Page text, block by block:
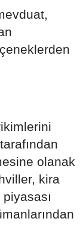
olanak
kira